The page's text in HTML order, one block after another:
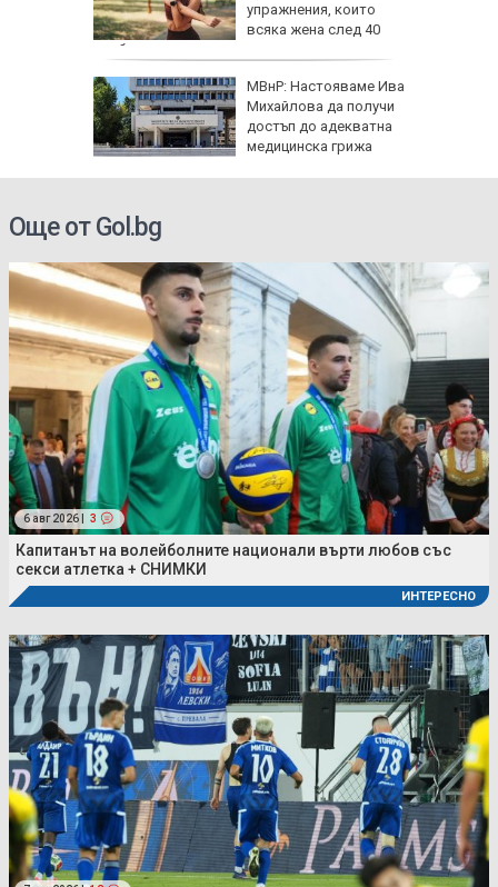
упражнения, които
всяка жена след 40
трябва да прави
МВнР: Настояваме Ива
Михайлова да получи
достъп до адекватна
медицинска грижа
Още от Gol.bg
6 авг 2026 | 3
Капитанът на волейболните национали върти любов със
секси атлетка + СНИМКИ
ИНТЕРЕСНО